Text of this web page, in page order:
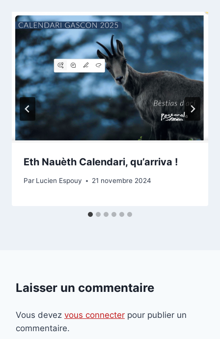
Eth Nauèth Calendari, qu’arriva !
Par Lucien Espouy 21 novembre 2024
Laisser un commentaire
Vous devez vous connecter pour publier un
commentaire.